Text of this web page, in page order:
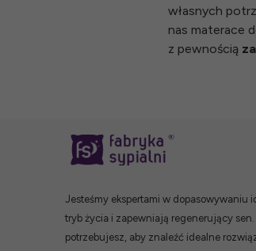
własnych
nas materace
z pewnością
Jesteśmy ekspertami w dopasowywaniu
tryb życia i zapewniają regenerujący
potrzebujesz, aby znaleźć idealne